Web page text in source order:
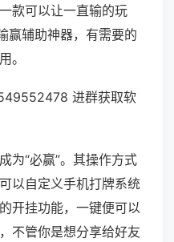
款可以让一直输的玩
赢辅助神器，有需要的
。
进群获取软
为“必赢”。其操作方式
以自定义手机打牌系统
开挂功能，一键便可以
不管你是想分享给好友